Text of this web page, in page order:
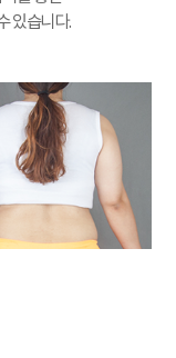
있습니다.